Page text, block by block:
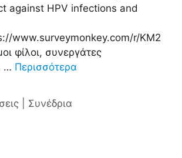
against HPV infections and
www.surveymonkey.com/r/KM2
φίλοι, συνεργάτες
… Περισσότερα
| Συνέδρια